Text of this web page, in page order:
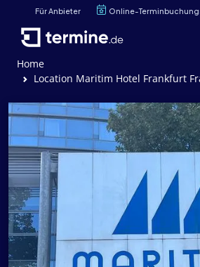
Für Anbieter Online-
Home
Location Maritim Hotel Frankfurt